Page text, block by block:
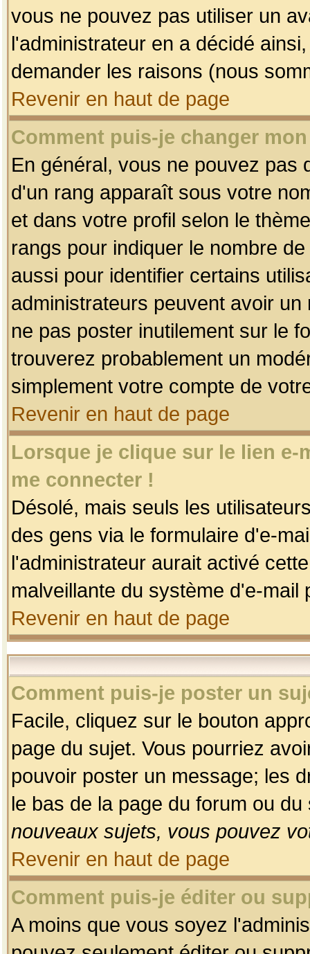
vous ne pouvez pas utiliser un
l'administrateur en a décidé
demander les raisons (nous
Revenir en haut de page
Comment puis-je changer
En général, vous ne pouvez pas
d'un rang apparaît sous votre
et dans votre profil selon le
rangs pour indiquer le nombre
aussi pour identifier certains
administrateurs peuvent avoir
ne pas poster inutilement sur le
trouverez probablement un
simplement votre compte de
Revenir en haut de page
Lorsque je clique sur le lien
me connecter !
Désolé, mais seuls les
des gens via le formulaire d'e-
l'administrateur aurait activé
malveillante du système d'e-
Revenir en haut de page
Comment puis-je poster un
Facile, cliquez sur le bouton
page du sujet. Vous pourriez
pouvoir poster un message; les
le bas de la page du forum ou
nouveaux sujets, vous pouvez
Revenir en haut de page
Comment puis-je éditer ou
A moins que vous soyez